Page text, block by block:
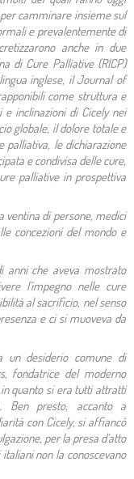
camminare insiemesul
e prevalentemente di
anche in due
di Cure Palliative (RICP)
inglese, il Journal of
come struttura e
e inclinazioni di Cicely nei
globale, il dolore totale e
palliativa, le dichiarazione
e condivisa delle cure,
palliative in prospettiva
ventina di persone, medici
concezioni del mondo e
anni che aveva mostrato
l’impegno nelle cure
al sacrificio, nel senso
e ci si muoveva da
un desiderio comune di
fondatrice del moderno
quanto si era tutti attratti
Ben presto, accanto a
con Cicely, si affiancò
per la presa d’atto
non la conoscevano